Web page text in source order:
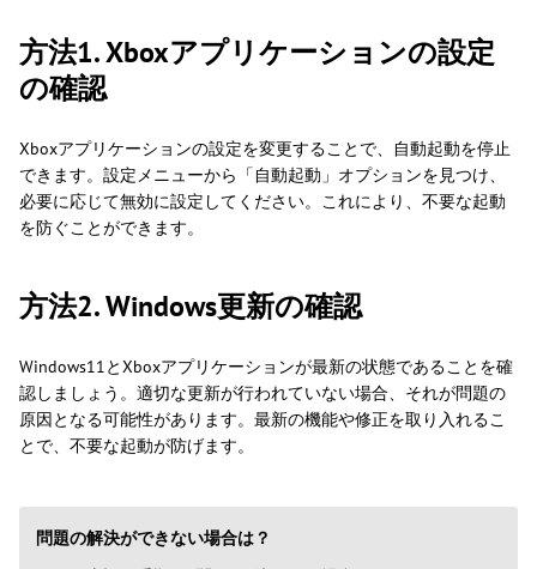
方法1. Xboxアプリケーションの設定
の確認
Xboxアプリケーションの設定を変更することで、自動起動を停止
できます。設定メニューから「自動起動」オプションを見つけ、
必要に応じて無効に設定してください。これにより、不要な起動
を防ぐことができます。
方法2. Windows更新の確認
Windows11とXboxアプリケーションが最新の状態であることを確
認しましょう。適切な更新が行われていない場合、それが問題の
原因となる可能性があります。最新の機能や修正を取り入れるこ
とで、不要な起動が防げます。
問題の解決ができない場合は？